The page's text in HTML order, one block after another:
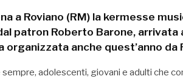
a Roviano (RM) la kermesse
patron Roberto Barone,
organizzata anche quest’anno da
adolescenti, giovani e adulti che